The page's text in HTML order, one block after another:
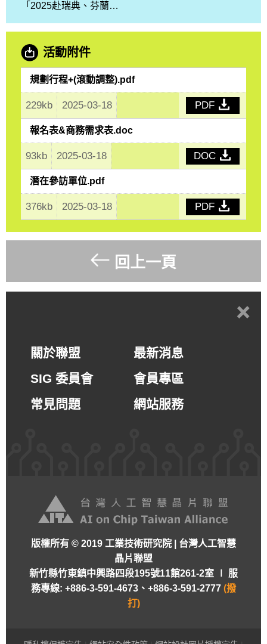
「2025赴瑞典、芬蘭、比利時經貿訪問團」.jpg
活動附件
規劃行程+(滾動調整).pdf
229kb 2025-03-18 PDF
報名表&商務需求表.doc
93kb 2025-03-18 DOC
潛在參訪單位.pdf
376kb 2025-03-18 PDF
回上一頁
+
關於聯盟
最新消息
SIG 委員會
會員專區
常見問題
網站服務
版權所有 © 2019 工業技術研究院 | 台灣人工智慧
晶片聯盟
新竹縣竹東鎮中興路四段195號11館261-2室 ∣ 服
務專線: +886-3-591-4673、+886-3-591-2777 (撥
打)